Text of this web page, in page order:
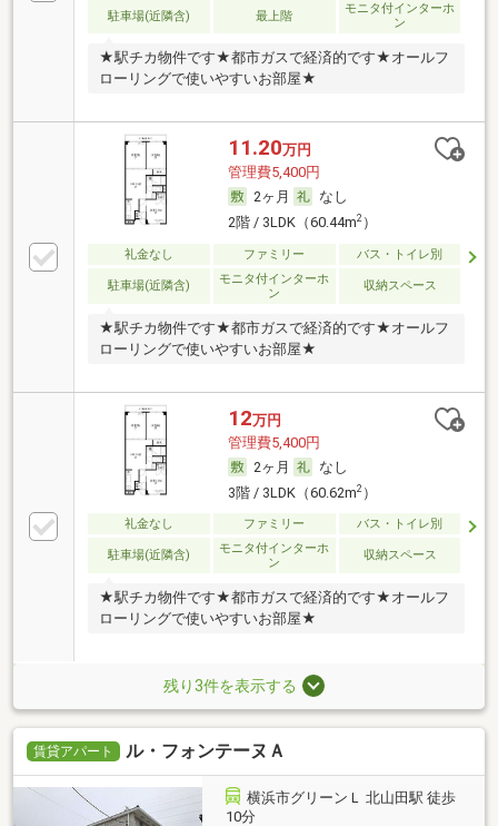
駐車場(近隣含) 最上階
モニタ付インターホ
ン
★駅チカ物件です★都市ガスで経済的です★オールフ
ローリングで使いやすいお部屋★
11.20万円
管理費5,400円
2ヶ月
なし
2階 / 3LDK（60.44m2）
礼金なし ファミリー バス・トイレ別
駐車場(近隣含)
モニタ付インターホ
ン
収納スペース
★駅チカ物件です★都市ガスで経済的です★オールフ
ローリングで使いやすいお部屋★
12万円
管理費5,400円
2ヶ月
なし
3階 / 3LDK（60.62m2）
礼金なし ファミリー バス・トイレ別
駐車場(近隣含)
モニタ付インターホ
ン
収納スペース
★駅チカ物件です★都市ガスで経済的です★オールフ
ローリングで使いやすいお部屋★
残り3件を表示する
賃貸アパート ル・フォンテーヌＡ
横浜市グリーンＬ 北山田駅 徒歩
10分